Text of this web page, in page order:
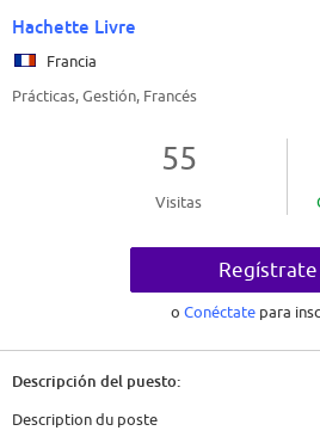
Hachette Livre
Francia
Prácticas, Gestión, Francés
55
Visitas
Regístrate
o Conéctate para
Descripción del puesto:
Description du poste